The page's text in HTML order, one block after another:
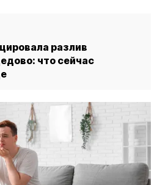
разлив
что сейчас